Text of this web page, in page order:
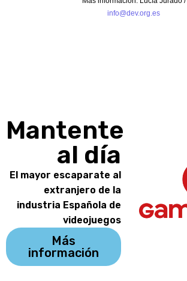
info@dev.org.es
Mantente
al día
El mayor escaparate al
extranjero de la
industria Española de
videojuegos
Más
información